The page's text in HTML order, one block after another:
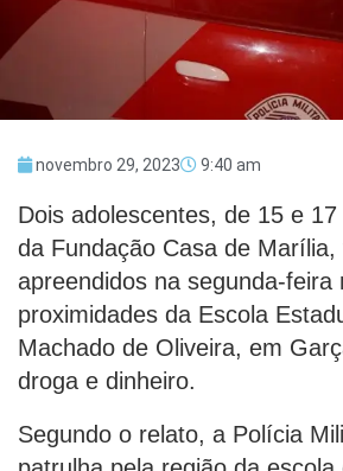
novembro 29, 2023 9:40 am
Dois adolescentes, de 15 e
da Fundação Casa de Marília,
apreendidos na segunda-feira
proximidades da Escola
Machado de Oliveira, em
droga e dinheiro.
Segundo o relato, a Polícia